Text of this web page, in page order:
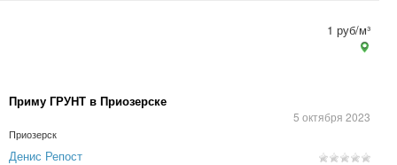
Приму ГРУНТ в Приозерске
5 октября 2023
Приозерск
1 руб/м³
Денис Репост